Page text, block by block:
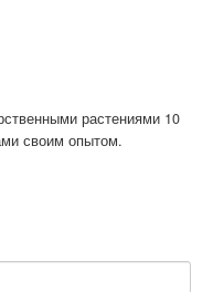
растениями 10
своим опытом.